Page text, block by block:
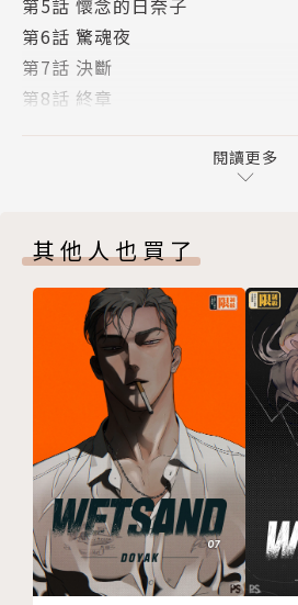
第6話 驚魂夜
第7話 決斷
第8話 終章
奥付
閱讀更多
其他人也買了